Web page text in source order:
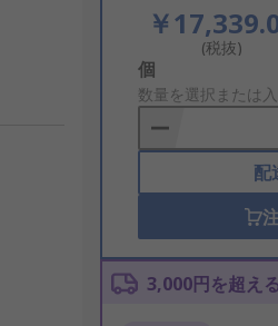
￥
(税抜)
Add
to
Basket
個
数量を選択または
配
3,000円を超え